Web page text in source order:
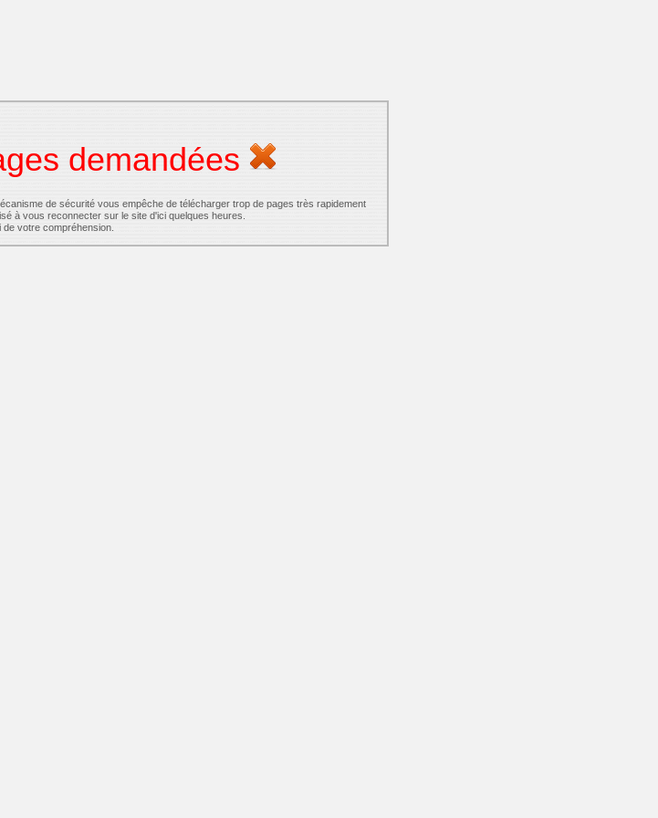
demandées
de sécurité vous empêche de télécharger trop de pages très rapidement
à vous reconnecter sur le site d'ici quelques heures.
de votre compréhension.